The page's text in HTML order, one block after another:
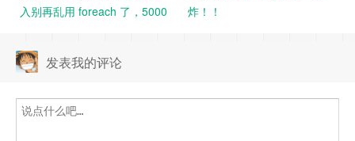
入别再乱用 foreach 了，5000
炸！！
发表我的评论